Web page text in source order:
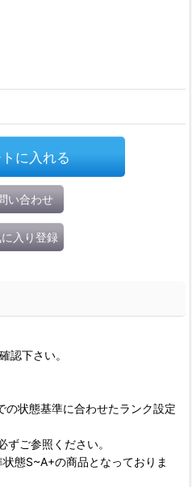
に入れる
い合わせ
入り登録
認下さい。
状態基準に合わせたランク設定
ずご参照ください。
態S~A+の商品となっておりま